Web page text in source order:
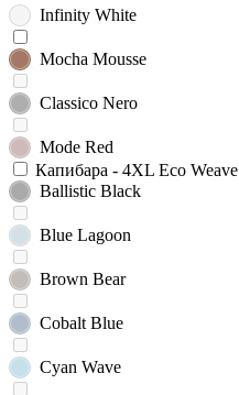
Infinity White
Mocha Mousse
Classico Nero
Mode Red
Капибара - 4XL Eco Weave
Ballistic Black
Blue Lagoon
Brown Bear
Cobalt Blue
Cyan Wave